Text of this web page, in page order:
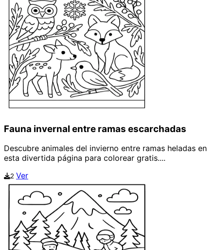
Fauna invernal entre ramas escarchadas
Descubre animales del invierno entre ramas heladas en
esta divertida página para colorear gratis....
2 Ver